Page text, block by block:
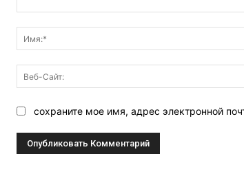
сохраните мое имя, адрес электронной